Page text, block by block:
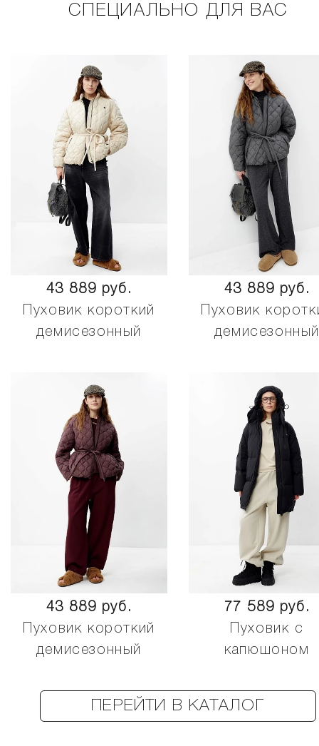
СПЕЦИАЛЬНО ДЛЯ ВАС
43 889 руб.
Пуховик короткий
демисезонный
43 889 руб.
Пуховик
43 889 руб.
Пуховик короткий
демисезонный
77 589 руб.
Пуховик с
капюшоном
ПЕРЕЙТИ В КАТАЛОГ